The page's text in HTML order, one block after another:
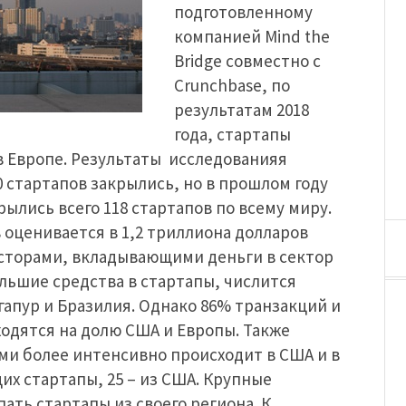
подготовленному
компанией Mind the
Bridge совместно с
Crunchbase, по
результатам 2018
года, стартапы
Результаты исследованияя
стартапов закрылись, но в прошлом году
всего 118 стартапов по всему миру.
в 1,2 триллиона долларов
вкладывающими деньги в сектор
средства в стартапы, числится
и Бразилия. Однако 86% транзакций и
на долю США и Европы. Также
более интенсивно происходит в США и в
стартапы, 25 – из США. Крупные